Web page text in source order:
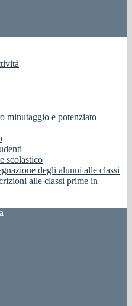
minutaggio e potenziato
scolastico
degli alunni alle classi
alle classi prime in